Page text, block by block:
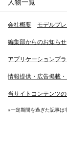
会社概要 モデルプ
編集部からのお知らせ
アプリケーションプ
情報提供・広告掲載
当サイトコンテンツ
※一定期間を過ぎた記事は